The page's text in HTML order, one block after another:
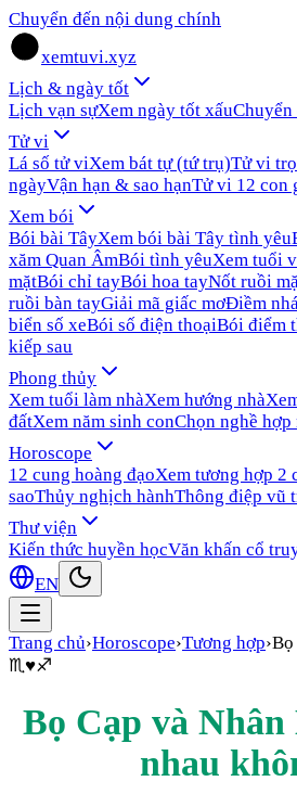
Chuyển đến nội dung chính
xemtuvi.xyz
Lịch & ngày tốt
Lịch vạn sựXem ngày tốt xấu
Tử vi
Lá số tử viXem bát tự (tứ trụ)Tử vi
ngàyVận hạn & sao hạnTử vi 12 con
Xem bói
Bói bài TâyXem bói bài Tây tình yêu
xăm Quan ÂmBói tình yêuXem tuổi
mặtBói chỉ tayBói hoa tayNốt ruồi
ruồi bàn tayGiải mã giấc mơĐiềm
biển số xeBói số điện thoạiBói điểm
kiếp sau
Phong thủy
Xem tuổi làm nhàXem hướng nhà
đấtXem năm sinh conChọn nghề hợp
Horoscope
12 cung hoàng đạoXem tương hợp 2
saoThủy nghịch hànhThông điệp vũ
Thư viện
Kiến thức huyền họcVăn khấn cổ
EN
Trang chủ›Horoscope›Tương hợp›Bọ
♏♥♐
Bọ Cạp và Nhân
nhau